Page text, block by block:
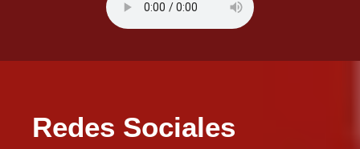
Redes Sociales